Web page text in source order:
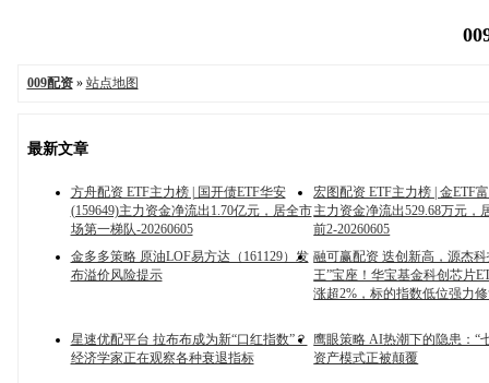
009配资» 站点地图
最新文章
方舟配资 ETF主力榜 | 国开债ETF华安
(159649)主力资金净流出1.70亿元，居全市
场第一梯队-20260605
宏图配资 ETF主力榜 | 金ETF
主力资金净流出529.68万元，
前2-20260605
金多多策略 原油LOF易方达（161129）发
布溢价风险提示
融可赢配资 迭创新高，源杰
王”宝座！华宝基金科创芯片
涨超2%，标的指数低位强力
星速优配平台 拉布布成为新“口红指数”？
经济学家正在观察各种衰退指标
鹰眼策略 AI热潮下的隐患：“
资产模式正被颠覆